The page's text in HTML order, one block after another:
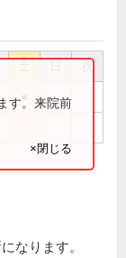
祝
す。来院前
×閉じる
なります。